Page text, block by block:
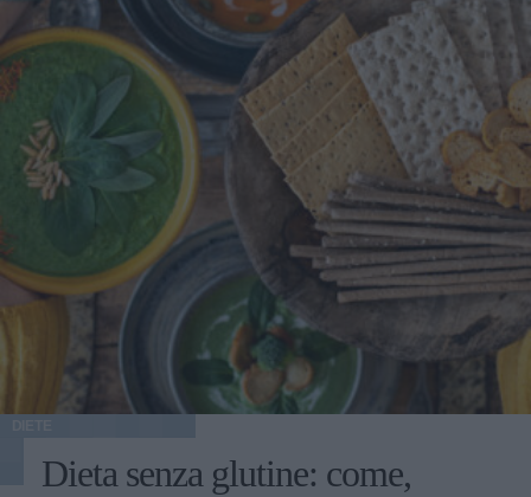
Dieta senza glutine: come,